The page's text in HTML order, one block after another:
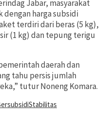
Jabar, masyarakat
harga subsidi
terdiri dari beras (5 kg),
(1 kg) dan tepung terigu
daerah dan
tahu persis jumlah
tutur Noneng Komara.
Stabilitas